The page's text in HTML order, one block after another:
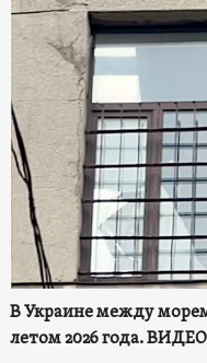
В Украине между
летом 2026 года. ВИДЕО